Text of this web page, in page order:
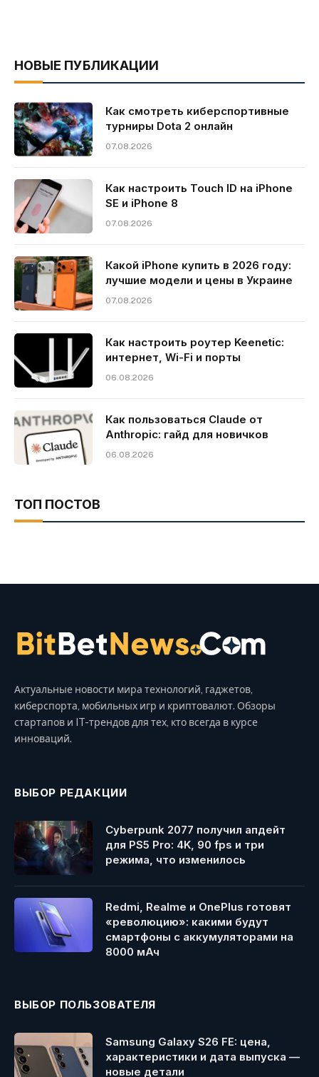
НОВЫЕ ПУБЛИКАЦИИ
Как смотреть киберспортивные
турниры Dota 2 онлайн
07.08.2026
Как настроить Touch ID на iPhone
SE и iPhone 8
07.08.2026
Какой iPhone купить в 2026 году:
лучшие модели и цены в Украине
07.08.2026
Как настроить роутер Keenetic:
интернет, Wi-Fi и порты
06.08.2026
Как пользоваться Claude от
Anthropic: гайд для новичков
06.08.2026
ТОП ПОСТОВ
Актуальные новости мира технологий, гаджетов,
киберспорта, мобильных игр и криптовалют. Обзоры
стартапов и IT-трендов для тех, кто всегда в курсе
инноваций.
ВЫБОР РЕДАКЦИИ
Cyberpunk 2077 получил апдейт
для PS5 Pro: 4K, 90 fps и три
режима, что изменилось
Redmi, Realme и OnePlus готовят
«революцию»: какими будут
смартфоны с аккумуляторами на
8000 мАч
ВЫБОР ПОЛЬЗОВАТЕЛЯ
Samsung Galaxy S26 FE: цена,
характеристики и дата выпуска —
новые детали